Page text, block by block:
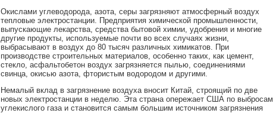
Окислами углеводорода, азота, серы загрязняют атмосферный воздух
тепловые электростанции. Предприятия химической промышленности,
выпускающие лекарства, средства бытовой химии, удобрения и многие
другие продукты, используемые почти во всех случаях жизни,
выбрасывают в воздух до 80 тысяч различных химикатов. При
производстве строительных материалов, особенно таких, как цемент,
стекло, асфальтобетон воздух загрязняется пылью, соединениями
свинца, окисью азота, фтористым водородом и другими.
Немалый вклад в загрязнение воздуха вносит Китай, строящий по две
новых электростанции в неделю. Эта страна опережает США по выбросам
углекислого газа и становится самым большим источником загрязнения